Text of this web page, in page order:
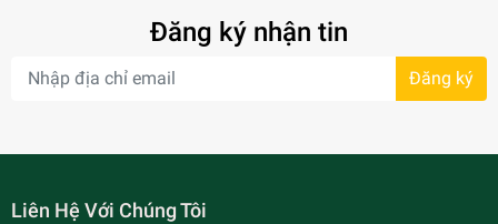
Đăng ký nhận tin
Đăng ký
Liên Hệ Với Chúng Tôi